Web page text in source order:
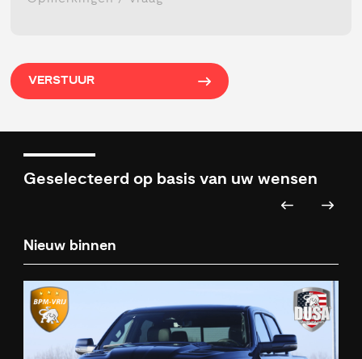
VERSTUUR
Geselecteerd op basis van uw wensen
Nieuw binnen